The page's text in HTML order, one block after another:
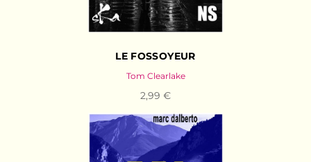
LE FOSSOYEUR
Tom Clearlake
2,99 €